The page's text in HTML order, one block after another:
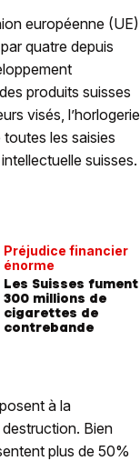
européenne (UE)
quatre depuis
produits suisses
visés, l’horlogerie
les saisies
suisses.
Préjudice financier
énorme
Les Suisses fument
300 millions de
cigarettes de
contrebande
à la
Bien
plus de 50%